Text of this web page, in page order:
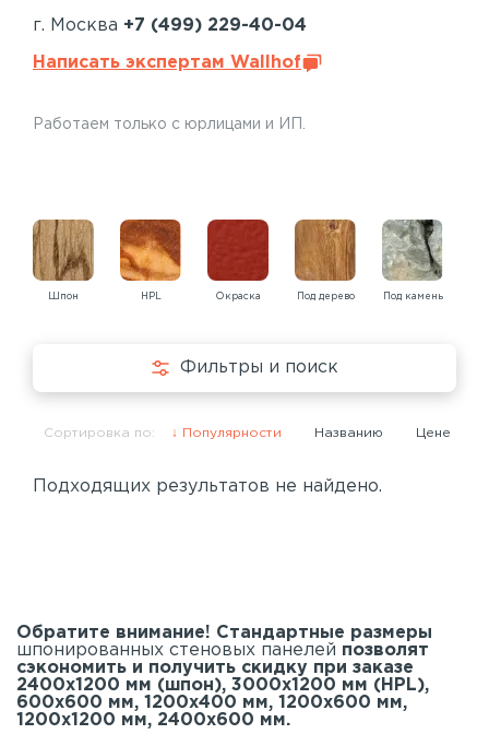
г. Москва +7 (499) 229-40-04
Написать экспертам Wallhof
Работаем только с юрлицами и ИП.
Шпон HPL Окраска Под дерево Под камень
Фильтры и поиск
Сортировка по: Популярности Названию Цене
Подходящих результатов не найдено.
Обратите внимание! Стандартные размеры
шпонированных стеновых панелей позволят
сэкономить и получить скидку при заказе
2400х1200 мм (шпон), 3000х1200 мм (HPL),
600х600 мм, 1200х400 мм, 1200х600 мм,
1200х1200 мм, 2400х600 мм.